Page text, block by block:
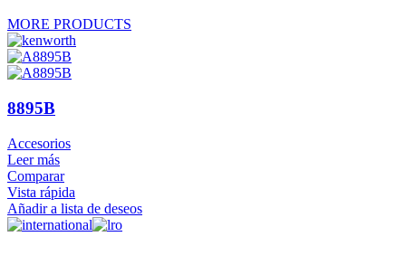
MORE PRODUCTS
8895B
Accesorios
Leer más
Comparar
Vista rápida
Añadir a lista de deseos